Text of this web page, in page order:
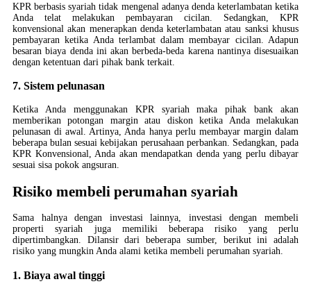
KPR berbasis syariah tidak mengenal adanya denda keterlambatan ketika
Anda telat melakukan pembayaran cicilan. Sedangkan, KPR
konvensional akan menerapkan denda keterlambatan atau sanksi khusus
pembayaran ketika Anda terlambat dalam membayar cicilan. Adapun
besaran biaya denda ini akan berbeda-beda karena nantinya disesuaikan
dengan ketentuan dari pihak bank terkait.
7. Sistem pelunasan
Ketika Anda menggunakan KPR syariah maka pihak bank akan
memberikan potongan margin atau diskon ketika Anda melakukan
pelunasan di awal. Artinya, Anda hanya perlu membayar margin dalam
beberapa bulan sesuai kebijakan perusahaan perbankan. Sedangkan, pada
KPR Konvensional, Anda akan mendapatkan denda yang perlu dibayar
sesuai sisa pokok angsuran.
Risiko membeli perumahan syariah
Sama halnya dengan investasi lainnya, investasi dengan membeli
properti syariah juga memiliki beberapa risiko yang perlu
dipertimbangkan. Dilansir dari beberapa sumber, berikut ini adalah
risiko yang mungkin Anda alami ketika membeli perumahan syariah.
1. Biaya awal tinggi